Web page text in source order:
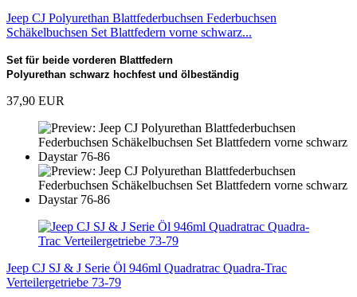
Jeep CJ Polyurethan Blattfederbuchsen Federbuchsen
Schäkelbuchsen Set Blattfedern vorne schwarz...
Set für beide vorderen Blattfedern
Polyurethan schwarz hochfest und ölbeständig
37,90 EUR
Jeep CJ SJ & J Serie Öl 946ml Quadratrac Quadra-Trac
Verteilergetriebe 73-79